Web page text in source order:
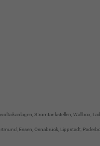
Stromtankstellen, Wallbox,
Essen, Osnabrück, Lippstadt,